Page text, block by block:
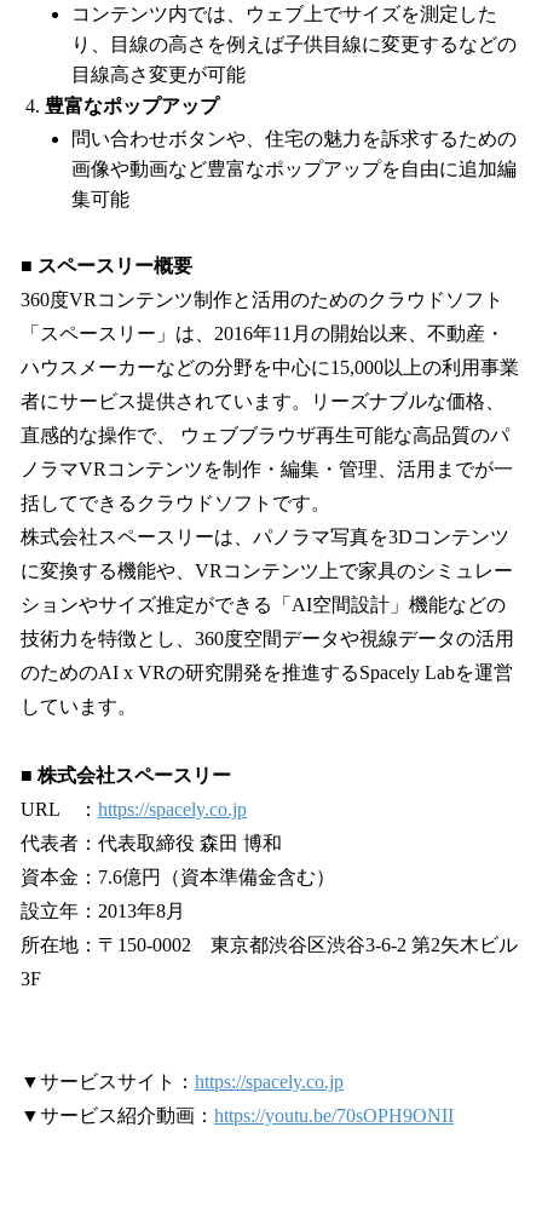
コンテンツ内では、ウェブ上でサイズを測定した
り、目線の高さを例えば子供目線に変更するなどの
目線高さ変更が可能
豊富なポップアップ
問い合わせボタンや、住宅の魅力を訴求するための
画像や動画など豊富なポップアップを自由に追加編
集可能
■ スペースリー概要
360度VRコンテンツ制作と活用のためのクラウドソフト
「スペースリー」は、2016年11月の開始以来、不動産・
ハウスメーカーなどの分野を中心に15,000以上の利用事業
者にサービス提供されています。リーズナブルな価格、
直感的な操作で、 ウェブブラウザ再生可能な高品質のパ
ノラマVRコンテンツを制作・編集・管理、活用までが一
括してできるクラウドソフトです。
株式会社スペースリーは、パノラマ写真を3Dコンテンツ
に変換する機能や、VRコンテンツ上で家具のシミュレー
ションやサイズ推定ができる「AI空間設計」機能などの
技術力を特徴とし、360度空間データや視線データの活用
のためのAI x VRの研究開発を推進するSpacely Labを運営
しています。
■ 株式会社スペースリー
URL ： https://spacely.co.jp
代表者：代表取締役 森田 博和
資本金：7.6億円（資本準備金含む）
設立年：2013年8月
所在地：〒150-0002 東京都渋谷区渋谷3-6-2 第2矢木ビル
3F
▼サービスサイト： https://spacely.co.jp
▼サービス紹介動画： https://youtu.be/70sOPH9ONII